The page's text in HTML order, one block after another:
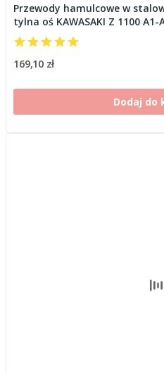
Przewody hamulcowe w
tylna oś KAWASAKI Z 1100 A1-
169,10 zł
Dodaj do